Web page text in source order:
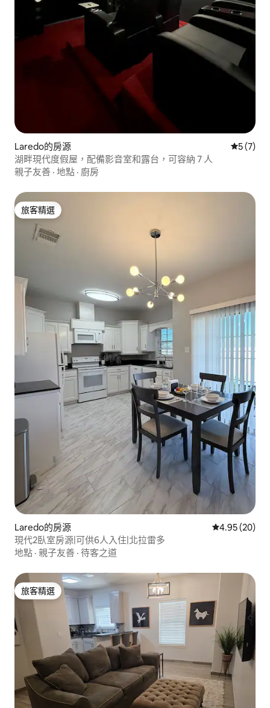
Laredo的房源 從 7 則評
5 (7)
湖畔現代度假屋，配備影音室和露台，可容納 7 人
親子友善 · 地點 · 廚房
旅客精選
旅客精選
Laredo的房源 從 20 則評價
4.95 (20)
現代2臥室房源|可供6人入住|北拉雷多
地點 · 親子友善 · 待客之道
旅客精選
旅客精選